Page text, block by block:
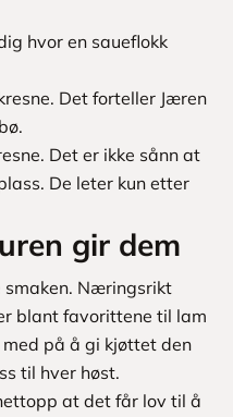
hvor en saueflokk
Det forteller Jæren
Det er ikke sånn at
De leter kun etter
gir dem
smaken. Næringsrikt
blant favorittene til lam
på å gi kjøttet den
til hver høst.
at det får lov til å